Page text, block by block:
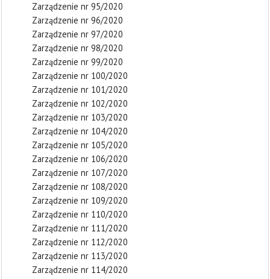
Zarządzenie nr 95/2020
Zarządzenie nr 96/2020
Zarządzenie nr 97/2020
Zarządzenie nr 98/2020
Zarządzenie nr 99/2020
Zarządzenie nr 100/2020
Zarządzenie nr 101/2020
Zarządzenie nr 102/2020
Zarządzenie nr 103/2020
Zarządzenie nr 104/2020
Zarządzenie nr 105/2020
Zarządzenie nr 106/2020
Zarządzenie nr 107/2020
Zarządzenie nr 108/2020
Zarządzenie nr 109/2020
Zarządzenie nr 110/2020
Zarządzenie nr 111/2020
Zarządzenie nr 112/2020
Zarządzenie nr 113/2020
Zarządzenie nr 114/2020